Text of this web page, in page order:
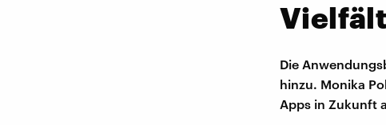
Die
hinzu. Monika
Apps in Zukunft